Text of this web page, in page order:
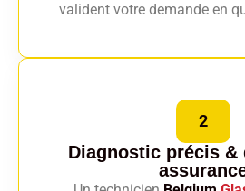
valident votre demande en
2
Diagnostic précis &